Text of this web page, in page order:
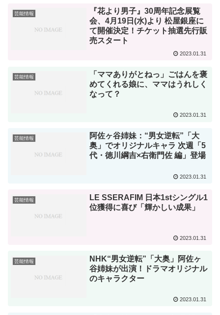
芸能情報
『花より男子』30周年記念展覧
会、4月19日(水)より 松屋銀座に
て開催決定！チケット抽選先行販
売スタート
2023.01.31
芸能情報
「ママありがとねっ」ごはんを褒
めてくれる娘に、ママはうれしく
なって？
2023.01.31
芸能情報
阿佐ヶ谷姉妹：“男女逆転”「大
奥」でオリジナルキャラ 次週「5
代・徳川綱吉×右衛門佐 編」登場
2023.01.31
芸能情報
LE SSERAFIM 日本1stシングル1
位獲得に喜び「輝かしい成果」
2023.01.31
芸能情報
NHK“男女逆転”「大奥」阿佐ヶ
谷姉妹が出演！ドラマオリジナル
のキャラクター
2023.01.31